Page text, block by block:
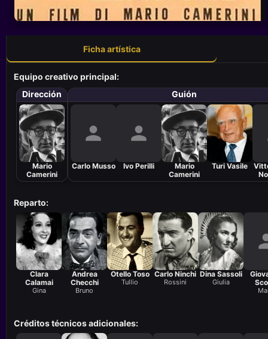
Ficha artística
Equipo creativo principal:
Dirección
Mario
Camerini
Guión
Carlo Musso Ivo Perilli
Mario
Camerini
Turi Vasile
Reparto:
Clara
Calamai
Gina
Andrea
Checchi
Bruno
Otello Toso
Tullio
Carlo Ninchi
Rossini
Dina Sassoli
Giulia
Créditos técnicos adicionales: